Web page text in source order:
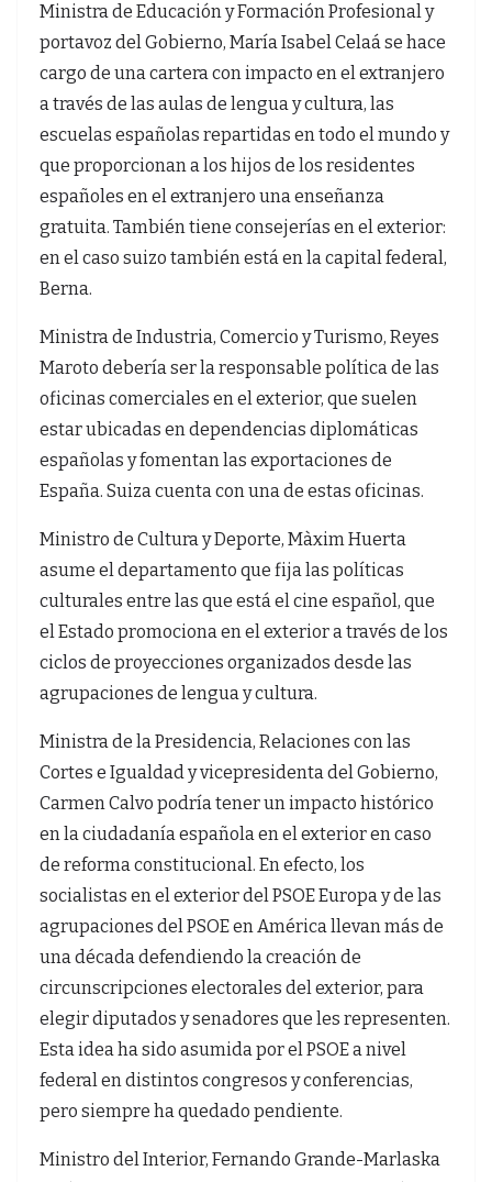
Ministra de Educación y Formación Profesional y
portavoz del Gobierno, María Isabel Celaá se hace
cargo de una cartera con impacto en el extranjero
a través de las aulas de lengua y cultura, las
escuelas españolas repartidas en todo el mundo y
que proporcionan a los hijos de los residentes
españoles en el extranjero una enseñanza
gratuita. También tiene consejerías en el exterior:
en el caso suizo también está en la capital federal,
Berna.
Ministra de Industria, Comercio y Turismo, Reyes
Maroto debería ser la responsable política de las
oficinas comerciales en el exterior, que suelen
estar ubicadas en dependencias diplomáticas
españolas y fomentan las exportaciones de
España. Suiza cuenta con una de estas oficinas.
Ministro de Cultura y Deporte, Màxim Huerta
asume el departamento que fija las políticas
culturales entre las que está el cine español, que
el Estado promociona en el exterior a través de los
ciclos de proyecciones organizados desde las
agrupaciones de lengua y cultura.
Ministra de la Presidencia, Relaciones con las
Cortes e Igualdad y vicepresidenta del Gobierno,
Carmen Calvo podría tener un impacto histórico
en la ciudadanía española en el exterior en caso
de reforma constitucional. En efecto, los
socialistas en el exterior del PSOE Europa y de las
agrupaciones del PSOE en América llevan más de
una década defendiendo la creación de
circunscripciones electorales del exterior, para
elegir diputados y senadores que les representen.
Esta idea ha sido asumida por el PSOE a nivel
federal en distintos congresos y conferencias,
pero siempre ha quedado pendiente.
Ministro del Interior, Fernando Grande-Marlaska